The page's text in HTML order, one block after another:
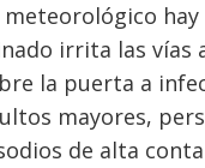
irrita las vías
la puerta a
mayores,
de alta